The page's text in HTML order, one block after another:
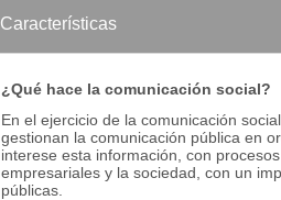
Características
¿Qué hace la comunicación social?
En el ejercicio de la comunicación
gestionan la comunicación pública en
interese esta información, con
empresariales y la sociedad, con un
públicas.